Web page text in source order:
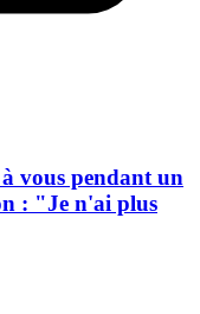
vous pendant un
: "Je n'ai plus